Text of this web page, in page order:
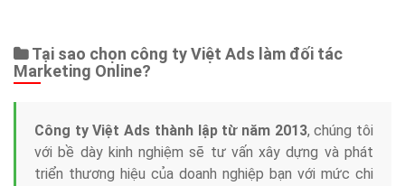
Tại sao chọn công ty Việt Ads làm đối tác
Marketing Online?
Công ty Việt Ads thành lập từ năm 2013, chúng tôi
với bề dày kinh nghiệm sẽ tư vấn xây dựng và phát
triển thương hiệu của doanh nghiệp bạn với mức chi